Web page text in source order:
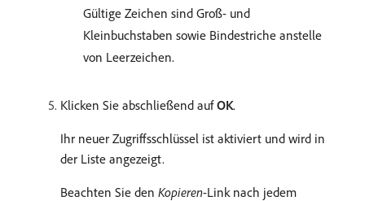
Gültige Zeichen sind Groß- und
Kleinbuchstaben sowie Bindestriche anstelle
von Leerzeichen.
Klicken Sie abschließend aufOK.
Ihr neuer Zugriffsschlüssel ist aktiviert und wird in
der Liste angezeigt.
Beachten Sie den Kopieren-Link nach jedem